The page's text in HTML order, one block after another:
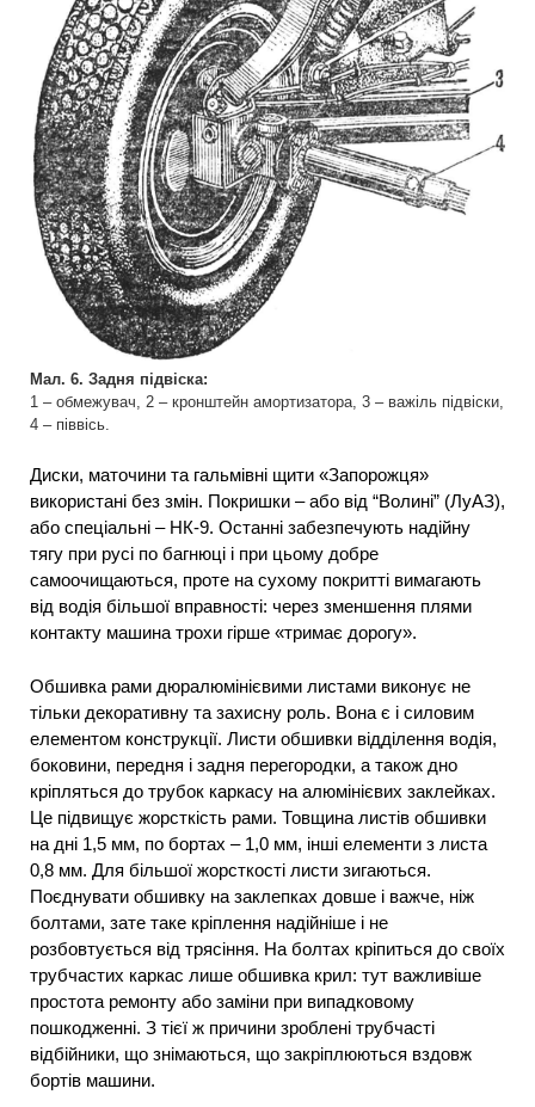
Мал. 6. Задня підвіска:
1 – обмежувач, 2 – кронштейн амортизатора, 3 – важіль підвіски,
4 – піввісь.
Диски, маточини та гальмівні щити «Запорожця»
використані без змін. Покришки – або від “Волині” (ЛуАЗ),
або спеціальні – НК-9. Останні забезпечують надійну
тягу при русі по багнюці і при цьому добре
самоочищаються, проте на сухому покритті вимагають
від водія більшої вправності: через зменшення плями
контакту машина трохи гірше «тримає дорогу».
Обшивка рами дюралюмінієвими листами виконує не
тільки декоративну та захисну роль. Вона є і силовим
елементом конструкції. Листи обшивки відділення водія,
боковини, передня і задня перегородки, а також дно
кріпляться до трубок каркасу на алюмінієвих заклейках.
Це підвищує жорсткість рами. Товщина листів обшивки
на дні 1,5 мм, по бортах – 1,0 мм, інші елементи з листа
0,8 мм. Для більшої жорсткості листи зигаються.
Поєднувати обшивку на заклепках довше і важче, ніж
болтами, зате таке кріплення надійніше і не
розбовтується від трясіння. На болтах кріпиться до своїх
трубчастих каркас лише обшивка крил: тут важливіше
простота ремонту або заміни при випадковому
пошкодженні. З тієї ж причини зроблені трубчасті
відбійники, що знімаються, що закріплюються вздовж
бортів машини.